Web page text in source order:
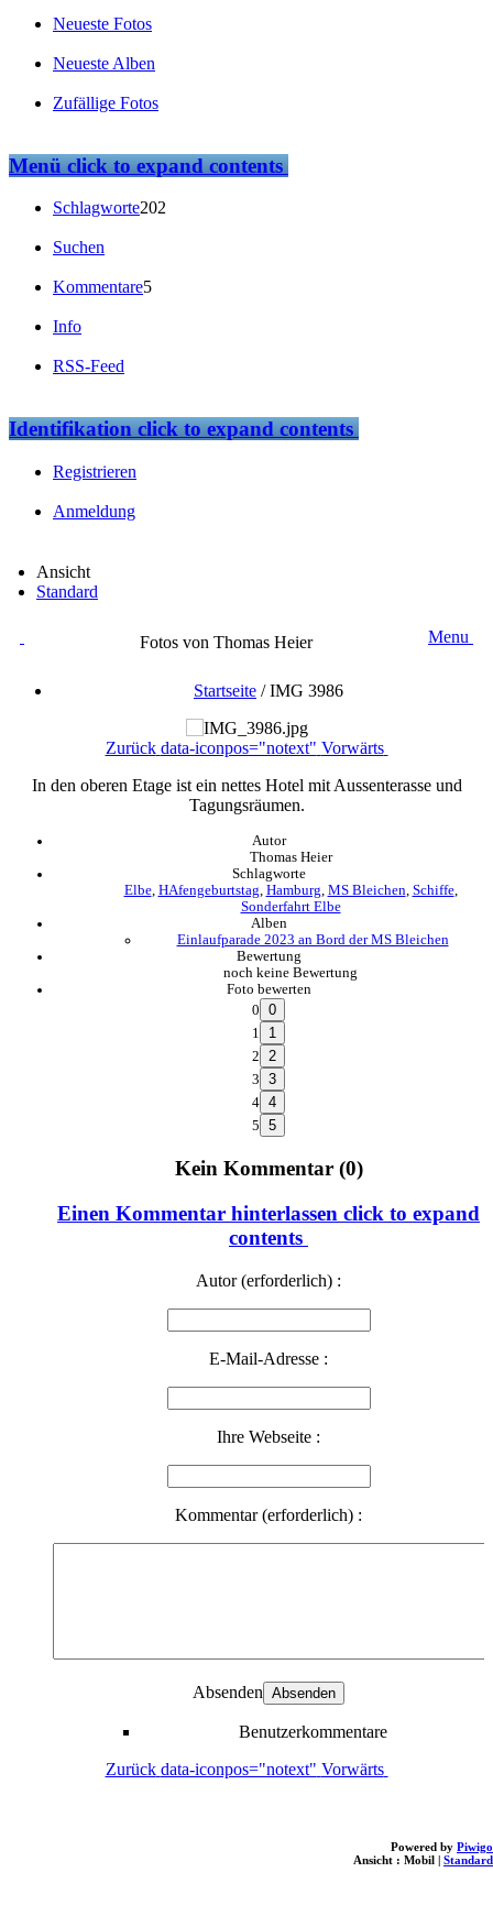
Neueste Fotos
Neueste Alben
Zufällige Fotos
Menüclick to expand contents
Schlagworte202
Suchen
Kommentare5
Info
RSS-Feed
Identifikationclick to expand contents
Registrieren
Anmeldung
Ansicht
Standard
Fotos von Thomas Heier Menu
Startseite /IMG 3986
Zurück data-iconpos="notext" Vorwärts
In den oberen Etage ist ein nettes Hotel mit Aussenterasse und
Tagungsräumen.
Autor
Thomas Heier
Schlagworte
Elbe, HAfengeburtstag Hamburg MS Bleichen Schiffe,
Sonderfahrt Elbe
Alben
Einlaufparade 2023 an Bord der MS Bleichen
Bewertung
noch keine Bewertung
Foto bewerten
0
1
2
3
4
5
Kein Kommentar (0)
Einen Kommentar hinterlassen click to expand
contents
Autor (erforderlich) :
E-Mail-Adresse :
Ihre Webseite :
Kommentar (erforderlich) :
Absenden
Benutzerkommentare
Zurück data-iconpos="notext" Vorwärts
Powered by Piwigo
Ansicht : Mobil | Standard